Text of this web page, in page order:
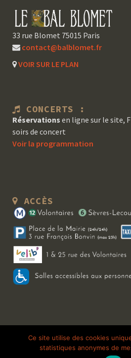
33 rue Blomet 75015 Paris
contact@balblomet.fr
VOIR SUR LE PLAN
CONCERTS :
Réservations en ligne sur le site,
soirs de concert
Voir la programmation
ACCÈS
Copyright 2026 Le Bal Blomet | Tous droits
Galerie photo
Ce site utilise des cookies
statistiques anonymes de